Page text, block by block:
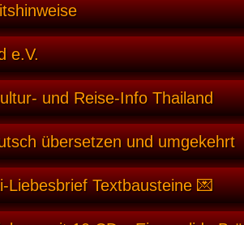
e.V.
und Reise-Info Thailand
übersetzen und umgekehrt
Liebesbrief Textbausteine 💌